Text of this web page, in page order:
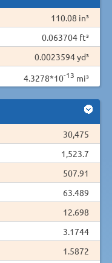
110.08 in³
0.063704 ft³
0.0023594 yd³
4.3278*10-13 mi³
30,475
1,523.7
507.91
63.489
12.698
3.1744
1.5872